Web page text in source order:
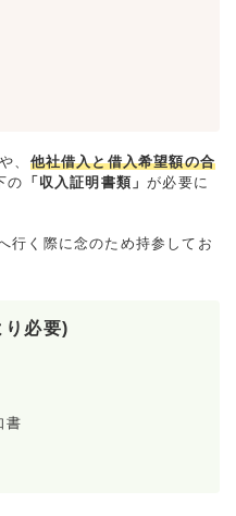
や、 他社借入と借入希望額の合
の 「収入証明書類」が必要に
行く際に念のため持参してお
り必要)
書